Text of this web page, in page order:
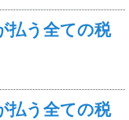
払う全ての税
払う全ての税